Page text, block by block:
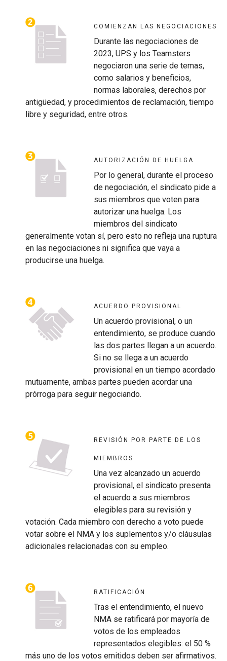
COMIENZAN LAS NEGOCIACIONES
Durante las negociaciones de
2023, UPS y los Teamsters
negociaron una serie de temas,
como salarios y beneficios,
normas laborales, derechos por
antigüedad, y procedimientos de reclamación, tiempo
libre y seguridad, entre otros.
AUTORIZACIÓN DE HUELGA
Por lo general, durante el proceso
de negociación, el sindicato pide a
sus miembros que voten para
autorizar una huelga. Los
miembros del sindicato
generalmente votan sí, pero esto no refleja una ruptura
en las negociaciones ni significa que vaya a
producirse una huelga.
ACUERDO PROVISIONAL
Un acuerdo provisional, o un
entendimiento, se produce cuando
las dos partes llegan a un acuerdo.
Si no se llega a un acuerdo
provisional en un tiempo acordado
mutuamente, ambas partes pueden acordar una
prórroga para seguir negociando.
REVISIÓN POR PARTE DE LOS
MIEMBROS
Una vez alcanzado un acuerdo
provisional, el sindicato presenta
el acuerdo a sus miembros
elegibles para su revisión y
votación. Cada miembro con derecho a voto puede
votar sobre el NMA y los suplementos y/o cláusulas
adicionales relacionadas con su empleo.
RATIFICACIÓN
Tras el entendimiento, el nuevo
NMA se ratificará por mayoría de
votos de los empleados
representados elegibles: el 50 %
más uno de los votos emitidos deben ser afirmativos.